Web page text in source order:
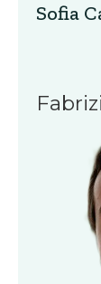
Sofia